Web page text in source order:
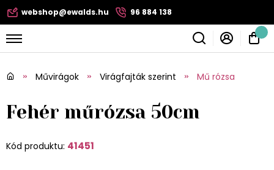
webshop@ewalds.hu 96 884 138
Művirágok Virágfajták szerint Mű rózsa
Fehér műrózsa 50cm
Kód produktu: 41451